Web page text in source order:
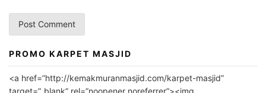
A
l
PROMO KARPET MASJID
<a href=”http://kemakmuranmasjid.com/karpet-masjid”
target=”_blank” rel=”noopener noreferrer”><img